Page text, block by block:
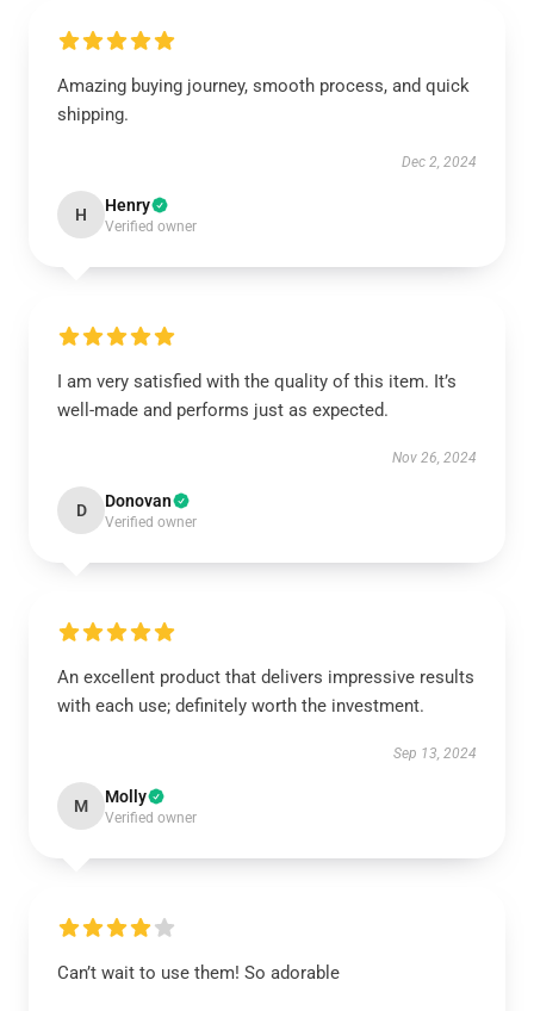
Amazing buying journey, smooth process, and quick
shipping.
Dec 2, 2024
H Henry
Verified owner
I am very satisfied with the quality of this item. It’s
well-made and performs just as expected.
Nov 26, 2024
D Donovan
Verified owner
An excellent product that delivers impressive results
with each use; definitely worth the investment.
Sep 13, 2024
M Molly
Verified owner
Can’t wait to use them! So adorable